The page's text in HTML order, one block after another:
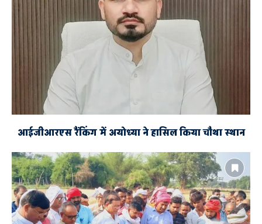
आईजीआरएस रैंकिंग में अयोध्या ने हासिल किया चौथा स्थान